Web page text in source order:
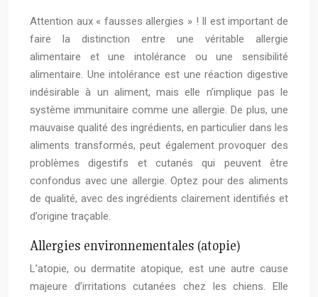
Attention aux « fausses allergies » ! Il est important de
faire la distinction entre une véritable allergie
alimentaire et une intolérance ou une sensibilité
alimentaire. Une intolérance est une réaction digestive
indésirable à un aliment, mais elle n’implique pas le
système immunitaire comme une allergie. De plus, une
mauvaise qualité des ingrédients, en particulier dans les
aliments transformés, peut également provoquer des
problèmes digestifs et cutanés qui peuvent être
confondus avec une allergie. Optez pour des aliments
de qualité, avec des ingrédients clairement identifiés et
d’origine traçable.
Allergies environnementales (atopie)
L’atopie, ou dermatite atopique, est une autre cause
majeure d’irritations cutanées chez les chiens. Elle